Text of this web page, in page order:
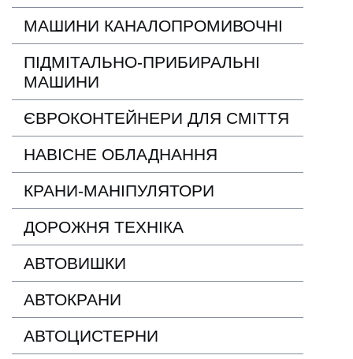
МАШИНИ КАНАЛОПРОМИВОЧНІ
ПІДМІТАЛЬНО-ПРИБИРАЛЬНІ
МАШИНИ
ЄВРОКОНТЕЙНЕРИ ДЛЯ СМІТТЯ
НАВІСНЕ ОБЛАДНАННЯ
КРАНИ-МАНІПУЛЯТОРИ
ДОРОЖНЯ ТЕХНІКА
АВТОВИШКИ
АВТОКРАНИ
АВТОЦИСТЕРНИ